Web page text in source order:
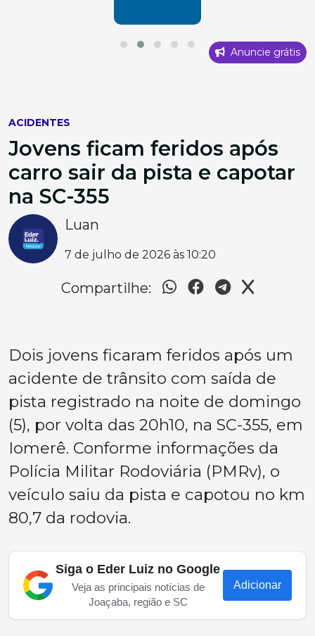
Anuncie grátis
ACIDENTES
Jovens ficam feridos após
carro sair da pista e capotar
na SC-355
Luan
7 de julho de 2026 às 10:20
Compartilhe:
Dois jovens ficaram feridos após um
acidente de trânsito com saída de
pista registrado na noite de domingo
(5), por volta das 20h10, na SC-355, em
Iomerê. Conforme informações da
Polícia Militar Rodoviária (PMRv), o
veículo saiu da pista e capotou no km
80,7 da rodovia.
Siga o Eder Luiz no Google
Veja as principais notícias de
Joaçaba, região e SC
Adicionar